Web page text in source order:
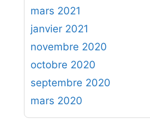
mars 2021
janvier 2021
novembre 2020
octobre 2020
septembre 2020
mars 2020